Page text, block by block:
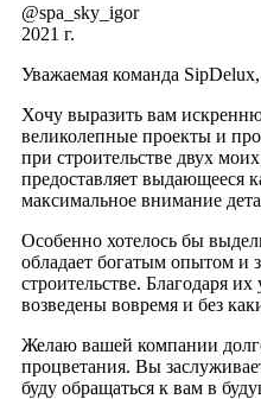
@spa_sky_igor
2021 г.
Уважаемая команда SipDelux,
Хочу выразить вам
великолепные проекты и
при строительстве двух
предоставляет выдающееся
максимальное внимание
Особенно хотелось бы
обладает богатым опытом и
строительстве. Благодаря
возведены вовремя и без
Желаю вашей компании
процветания. Вы
буду обращаться к вам в